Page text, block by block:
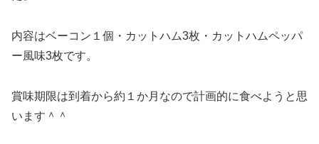
内容はベーコン１個・カットハム3枚・カットハムペッパ
ー風味3枚です。
賞味期限は到着から約１か月なので計画的に食べようと思
います＾＾